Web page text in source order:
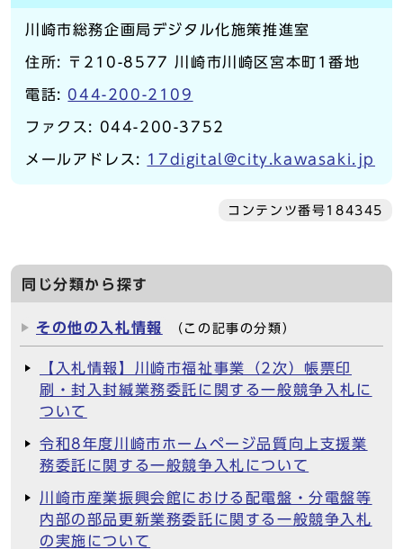
川崎市総務企画局デジタル化施策推進室
住所: 〒210-8577 川崎市川崎区宮本町1番地
電話: 044-200-2109
ファクス: 044-200-3752
メールアドレス: 17digital@city.kawasaki.jp
コンテンツ番号184345
同じ分類から探す
その他の入札情報 （この記事の分類）
【入札情報】川崎市福祉事業（2次）帳票印
刷・封入封緘業務委託に関する一般競争入札に
ついて
令和8年度川崎市ホームページ品質向上支援業
務委託に関する一般競争入札について
川崎市産業振興会館における配電盤・分電盤等
内部の部品更新業務委託に関する一般競争入札
の実施について